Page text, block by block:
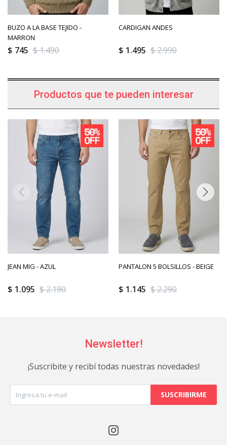
BUZO A LA BASE TEJIDO -
MARRON
$ 745 $1.490
CARDIGAN ANDES
$ 1.495 $2.990
Productos que te pueden interesar
JEAN MIG - AZUL
$ 1.095 $2.190
PANTALON 5 BOLSILLOS - BEIGE
$ 1.145 $2.290
Newsletter!
¡Suscribite y recibí todas nuestras novedades!
SUSCRIBIRME
